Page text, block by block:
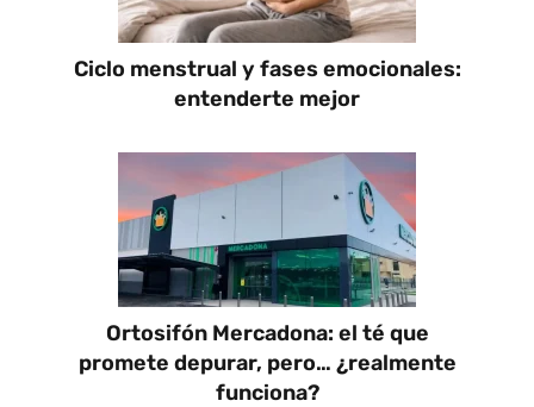
Ciclo menstrual y fases emocionales:
entenderte mejor
Ortosifón Mercadona: el té que
promete depurar, pero… ¿realmente
funciona?